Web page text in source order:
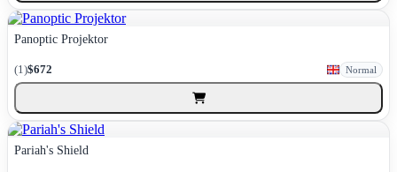
Panoptic Projektor
(1)$672 Normal
Pariah's Shield